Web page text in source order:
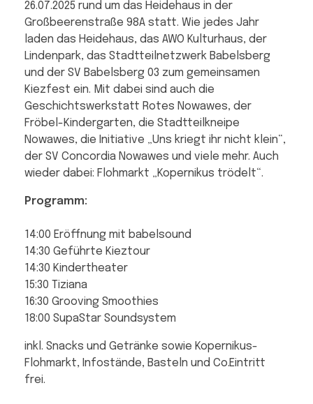
26.07.2025 rund um das Heidehaus in der
Großbeerenstraße 98A statt. Wie jedes Jahr
laden das Heidehaus, das AWO Kulturhaus, der
Lindenpark, das Stadtteilnetzwerk Babelsberg
und der SV Babelsberg 03 zum gemeinsamen
Kiezfest ein. Mit dabei sind auch die
Geschichtswerkstatt Rotes Nowawes, der
Fröbel-Kindergarten, die Stadtteilkneipe
Nowawes, die Initiative „Uns kriegt ihr nicht klein“,
der SV Concordia Nowawes und viele mehr. Auch
wieder dabei: Flohmarkt „Kopernikus trödelt“.
Programm:
14:00 Eröffnung mit babelsound
14:30 Geführte Kieztour
14:30 Kindertheater
15:30 Tiziana
16:30 Grooving Smoothies
18:00 SupaStar Soundsystem
inkl. Snacks und Getränke sowie Kopernikus-
Flohmarkt, Infostände, Basteln und Co.Eintritt
frei.